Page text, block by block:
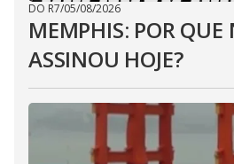
DO R7/05/08/2026
MEMPHIS: POR QUE
ASSINOU HOJE?